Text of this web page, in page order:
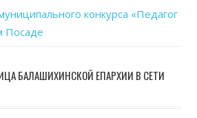
конкурса «Педагог
Посаде
БАЛАШИХИНСКОЙ ЕПАРХИИ В СЕТИ